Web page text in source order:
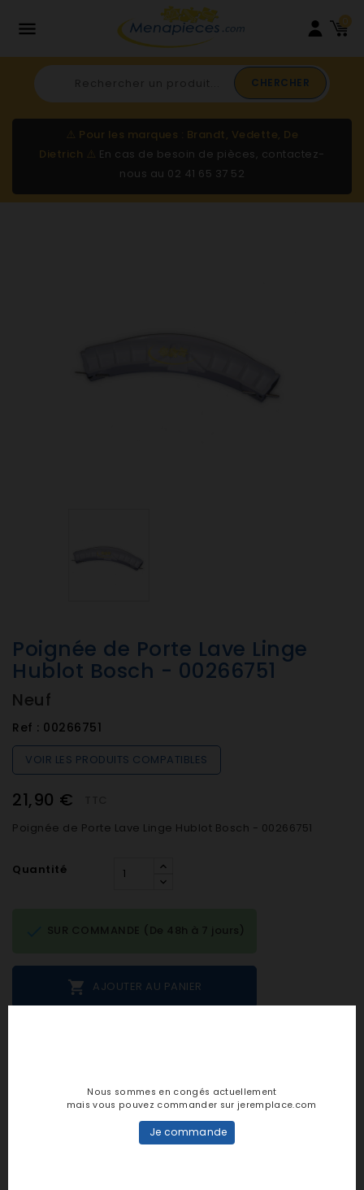
 0
CHERCHER
⚠️ Pour les marques : Brandt, Vedette, De
Dietrich ⚠️ En cas de besoin de pièces, contactez-
nous au 02 41 65 37 52
Poignée de Porte Lave Linge
Hublot Bosch - 00266751
Neuf
Ref : 00266751
VOIR LES PRODUITS COMPATIBLES
21,90 €
Poignée de Porte Lave Linge Hublot Bosch - 00266751
Quantité
 AJOUTER AU PANIER
SUR COMMANDE (De 48h à 7 jours)
personne n'a encore posté d'avis
Nous sommes en congés actuellement
mais vous pouvez commander sur jeremplace.com
Je commande